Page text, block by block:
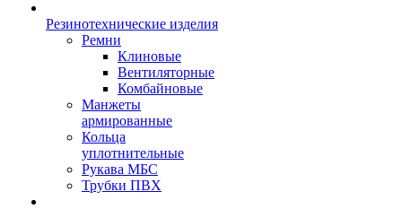
Резинотехнические изделия
Ремни
Клиновые
Вентиляторные
Комбайновые
Манжеты
армированные
Кольца
уплотнительные
Рукава МБС
Трубки ПВХ